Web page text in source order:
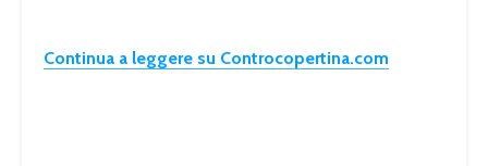
Continua a leggere su Controcopertina.com